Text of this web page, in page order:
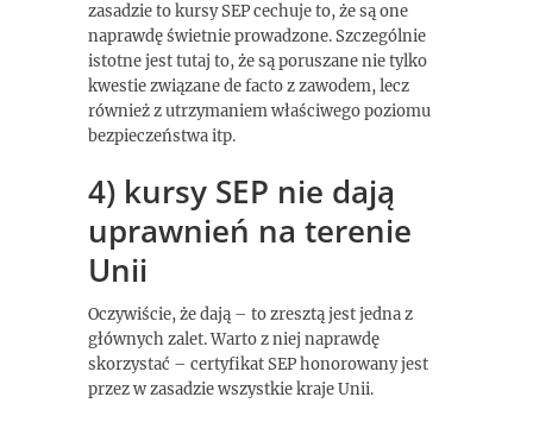
zasadzie to kursy SEP cechuje to, że są one
naprawdę świetnie prowadzone. Szczególnie
istotne jest tutaj to, że są poruszane nie tylko
kwestie związane de facto z zawodem, lecz
również z utrzymaniem właściwego poziomu
bezpieczeństwa itp.
4) kursy SEP nie dają
uprawnień na terenie
Unii
Oczywiście, że dają – to zresztą jest jedna z
głównych zalet. Warto z niej naprawdę
skorzystać – certyfikat SEP honorowany jest
przez w zasadzie wszystkie kraje Unii.